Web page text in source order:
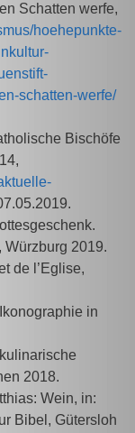
Schatten werfe,
hoehepunkte-
schatten-werfe/
Bischöfe
2019.
de l’Eglise,
in
2018.
Wein, in:
Bibel, Gütersloh